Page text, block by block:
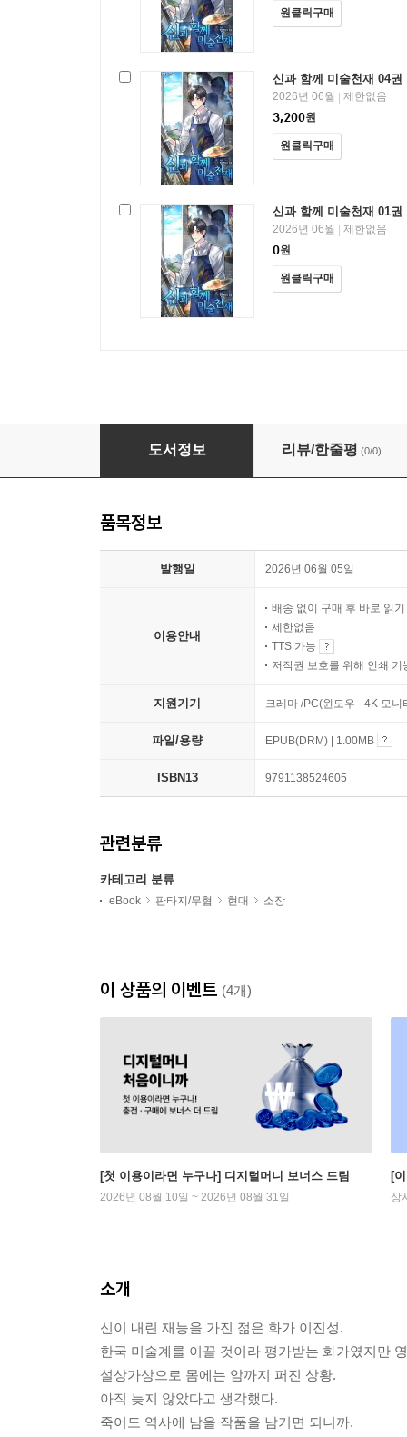
원클릭구매
신과 함께 미술천재 04권
2026년 06월
제한없음
3,200원
원클릭구매
신과 함께 미술천재 01권
2026년 06월
제한없음
0원
원클릭구매
신과 함께 미술천재
도서정보 리뷰/한줄평 (0/0)
품목정보
발행일 2026년 06월 05일
이용안내
배송 없이 구매 후 바로 읽기
제한없음
TTS 가능
저작권 보호를 위해 인쇄 기
지원기기 크레마 /PC(윈도우 - 4K 모
파일/용량 EPUB(DRM) | 1.00MB
ISBN13 9791138524605
관련분류
카테고리 분류
eBook 판타지/무협 현대 소장
이 상품의 이벤트 (4개)
[첫 이용이라면 누구나] 디지털머니 보너스 드림
2026년 08월 10일 ~ 2026년 08월 31일
[
상
소개
신이 내린 재능을 가진 젊은 화가 이진성.
한국 미술계를 이끌 것이라 평가받는 화가였지만
설상가상으로 몸에는 암까지 퍼진 상황.
아직 늦지 않았다고 생각했다.
죽어도 역사에 남을 작품을 남기면 되니까.